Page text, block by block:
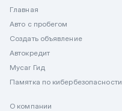
Главная
Авто с пробегом
Создать объявление
Автокредит
Mycar Гид
Памятка по кибербезопасности
О компании